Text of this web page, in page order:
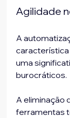
Agilidade
A
característica
uma
burocráticos.
A eliminação
ferramentas